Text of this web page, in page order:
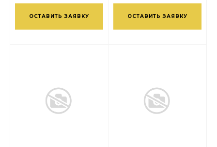
ОСТАВИТЬ ЗАЯВКУ ОСТАВИТЬ ЗАЯВКУ